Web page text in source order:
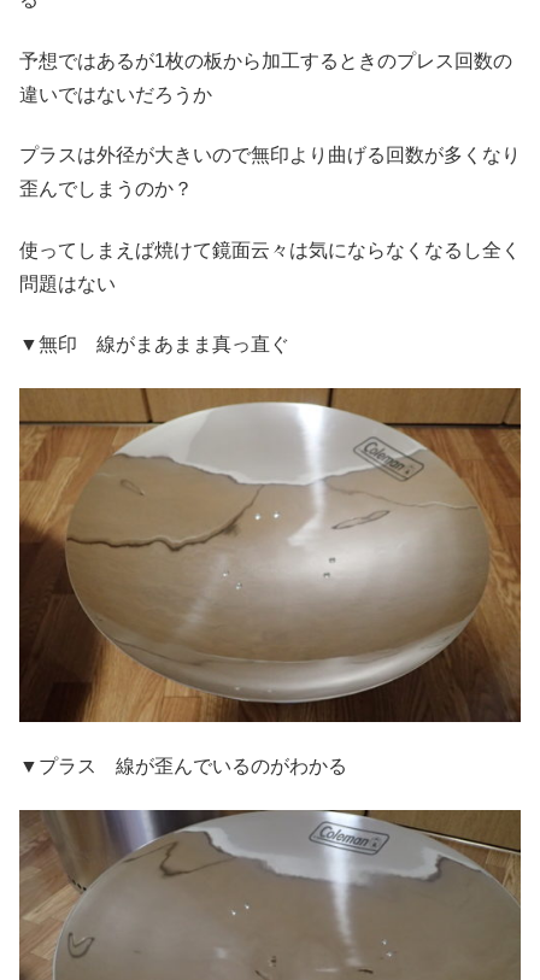
予想ではあるが1枚の板から加工するときのプレス回数の
違いではないだろうか
プラスは外径が大きいので無印より曲げる回数が多くなり
歪んでしまうのか？
使ってしまえば焼けて鏡面云々は気にならなくなるし全く
問題はない
▼無印 線がまあまま真っ直ぐ
▼プラス 線が歪んでいるのがわかる